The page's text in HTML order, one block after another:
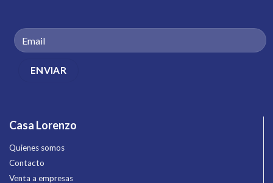
Casa Lorenzo
Quienes somos
Contacto
Venta a empresas